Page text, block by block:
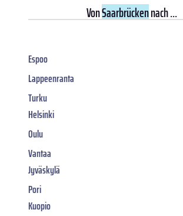
VonSaarbrückennach ...
Espoo
Lappeenranta
Turku
Helsinki
Oulu
Vantaa
Jyväskylä
Pori
Kuopio